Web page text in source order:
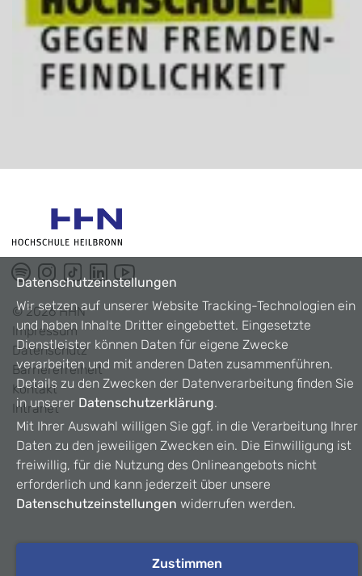
©2026HHN
Impressum
Datenschutz
Barrierefreiheit
Kontakt
Intranet
Datenschutzeinstellungen
Wir setzen auf unserer Website Tracking-Technologien ein
und haben Inhalte Dritter eingebettet. Eingesetzte
Dienstleister können Daten für eigene Zwecke
verarbeiten und mit anderen Daten zusammenführen.
Details zu den Zwecken der Datenverarbeitung finden Sie
in unserer Datenschutzerklärung.
Mit Ihrer Auswahl willigen Sie ggf. in die Verarbeitung Ihrer
Daten zu den jeweiligen Zwecken ein. Die Einwilligung ist
freiwillig, für die Nutzung des Onlineangebots nicht
erforderlich und kann jederzeit über unsere
Datenschutzeinstellungen widerrufen werden.
Zustimmen